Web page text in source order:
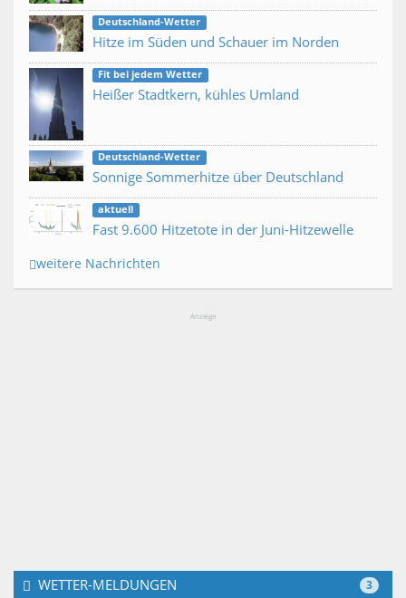
Deutschland-Wetter
Hitze im Süden und Schauer im Norden
Fit bei jedem Wetter
Heißer Stadtkern, kühles Umland
Deutschland-Wetter
Sonnige Sommerhitze über Deutschland
aktuell
Fast 9.600 Hitzetote in der Juni-Hitzewelle
weitere Nachrichten
Anzeige
3
WETTER-MELDUNGEN